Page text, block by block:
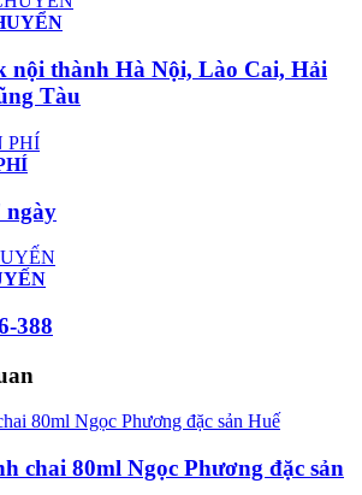
nội thành Hà Nội, Lào Cai, Hải
Tàu
ngày
388
chai 80ml Ngọc Phương đặc sản